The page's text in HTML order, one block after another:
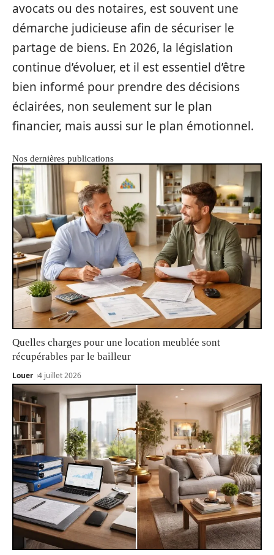
avocats ou des notaires, est souvent une
démarche judicieuse afin de sécuriser le
partage de biens. En 2026, la législation
continue d’évoluer, et il est essentiel d’être
bien informé pour prendre des décisions
éclairées, non seulement sur le plan
financier, mais aussi sur le plan émotionnel.
Nos dernières publications
Quelles charges pour une location meublée sont
récupérables par le bailleur
Louer 4 juillet 2026